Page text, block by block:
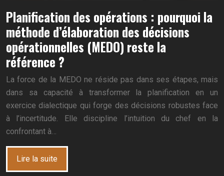
Planification des opérations : pourquoi la
méthode d’élaboration des décisions
opérationnelles (MEDO) reste la
référence ?
La force de la MEDO ne réside pas dans ses étapes, mais
dans sa capacité à transformer la planification en un
exercice dialectique qui forge des décisions robustes face
à l’incertitude. Elle discipline l’intuition du chef en la
confrontant à…
Lire la suite